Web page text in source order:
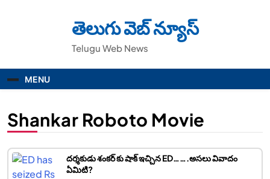
తెలుగు వెబ్ న్యూస్
Telugu Web News
MENU
Shankar Roboto Movie
దర్శకుడు శంకర్ కు షాక్ ఇచ్చిన ED…….అసలు వివాదం
ఏమిటి?